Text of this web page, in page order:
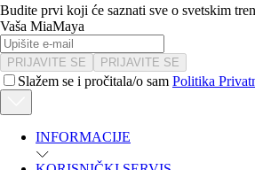
Budite prvi koji će saznati sve o svetskim
Vaša MiaMaya
PRIJAVITE SE PRIJAVITE SE
Slažem se i pročitala/o sam Politika
INFORMACIJE